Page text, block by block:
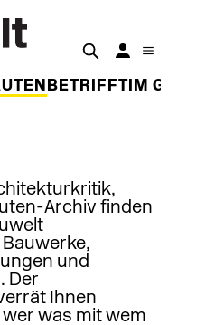
BETRIFFT IM
Archiv finden
und
Der
Ihnen
was mit wem